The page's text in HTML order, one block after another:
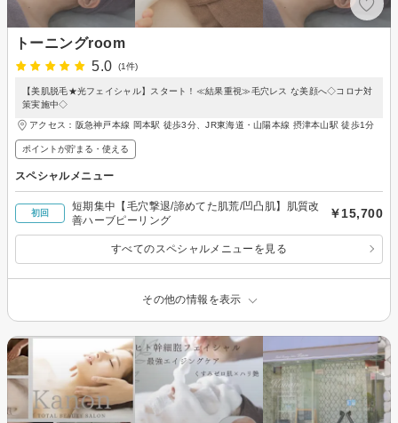
トーニングroom
5.0
(1件)
【美肌脱毛★光フェイシャル】スタート！≪結果重視≫毛穴レス な美顔へ◇コロナ対
策実施中◇
アクセス：阪急神戸本線 岡本駅 徒歩3分、JR東海道・山陽本線 摂津本山駅 徒歩1分
ポイントが貯まる・使える
スペシャルメニュー
初回
短期集中【毛穴撃退/諦めてた肌荒/凹凸肌】肌質改
善ハーブピーリング
￥15,700
すべてのスペシャルメニューを見る
その他の情報を表示